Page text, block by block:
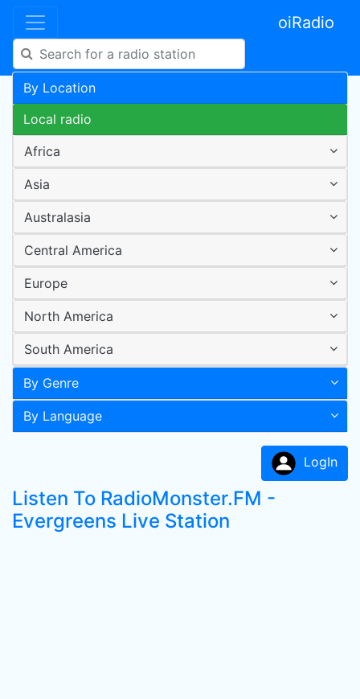
oiRadio
By Location
Local radio
Africa
Asia
Australasia
Central America
Europe
North America
South America
By Genre
By Language
LogIn
Listen To RadioMonster.FM -
Evergreens Live Station